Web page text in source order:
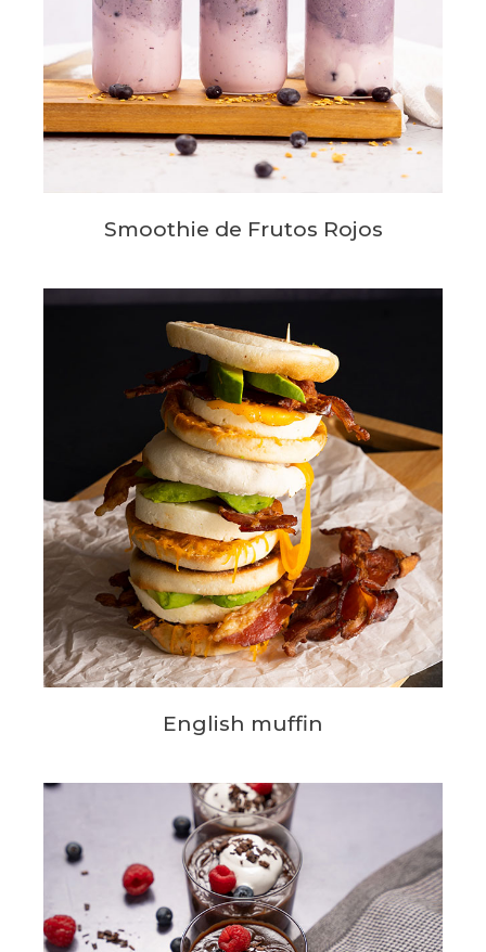
Smoothie de Frutos Rojos
English muffin